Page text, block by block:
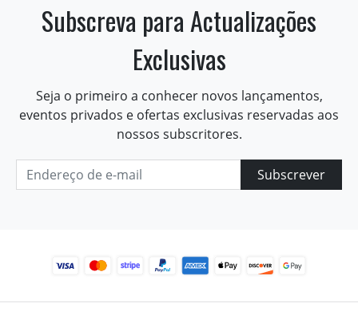
Subscreva para Actualizações
Exclusivas
Seja o primeiro a conhecer novos lançamentos,
eventos privados e ofertas exclusivas reservadas aos
nossos subscritores.
Subscrever